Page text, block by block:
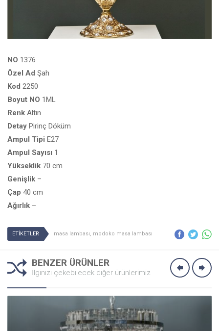
NO 1376
Özel Ad Şah
Kod 2250
Boyut NO 1ML
Renk Altın
Detay Pirinç Döküm
Ampul Tipi E27
Ampul Sayısı 1
Yükseklik 70 cm
Genişlik –
Çap 40 cm
Ağırlık –
ETİKETLER masa lambası modoko masa lambası
BENZER ÜRÜNLER
İlginizi çekebilecek diğer ürünlerimiz